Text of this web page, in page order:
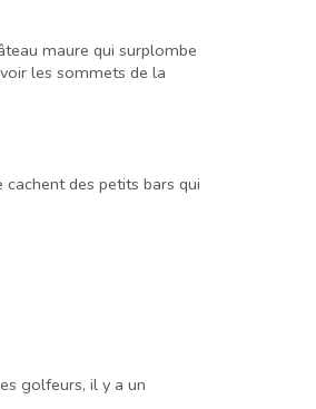
maure qui surplombe
les sommets de la
des petits bars qui
golfeurs, il y a un